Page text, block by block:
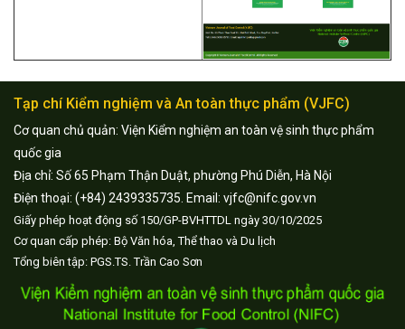
Tạp chí Kiểm nghiệm và An toàn thực phẩm (VJFC)
Cơ quan chủ quản: Viện Kiểm nghiệm an toàn vệ sinh thực phẩm
quốc gia
Địa chỉ: Số 65 Phạm Thận Duật, phường Phú Diễn, Hà Nội
Điện thoại: (+84) 2439335735. Email: vjfc@nifc.gov.vn
Giấy phép hoạt động số 150/GP-BVHTTDL ngày 30/10/2025
Cơ quan cấp phép: Bộ Văn hóa, Thể thao và Du lịch
Tổng biên tập: PGS.TS. Trần Cao Sơn